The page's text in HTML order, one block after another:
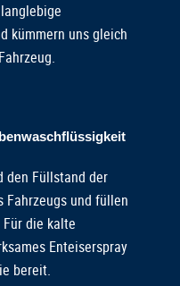
kümmern uns gleich
den Füllstand der
Fahrzeugs und füllen
die kalte
Enteiserspray
bereit.